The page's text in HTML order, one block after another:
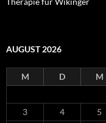
AUGUST 2026
M D M
3
4 5